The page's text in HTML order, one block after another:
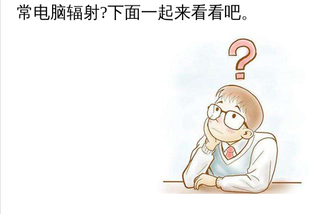
常电脑辐射?下面一起来看看吧。